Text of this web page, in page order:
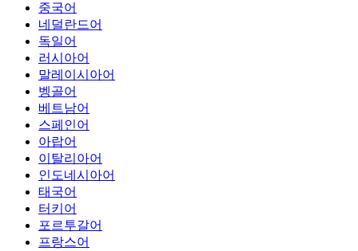
중국어
네덜란드어
독일어
러시아어
말레이시아어
벵골어
베트남어
스페인어
아랍어
이탈리아어
인도네시아어
태국어
터키어
포르투갈어
프랑스어